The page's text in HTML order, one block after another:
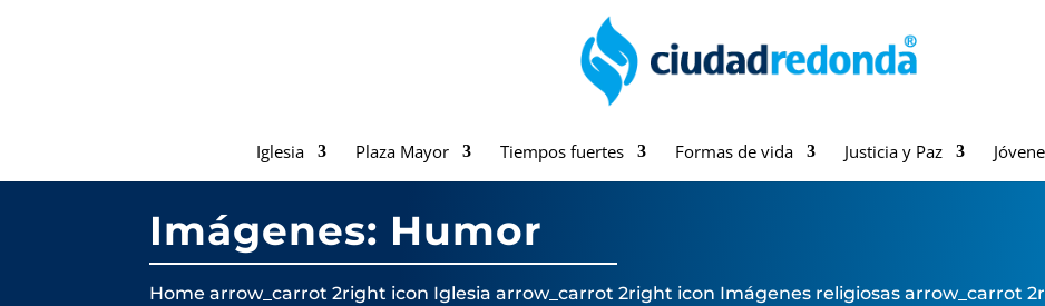
Iglesia Plaza Mayor Tiempos fuertes Formas de vida Justicia y Paz
Imágenes: Humor
Home arrow_carrot 2right icon Iglesia arrow_carrot 2right icon Imágenes religiosas arrow_carrot